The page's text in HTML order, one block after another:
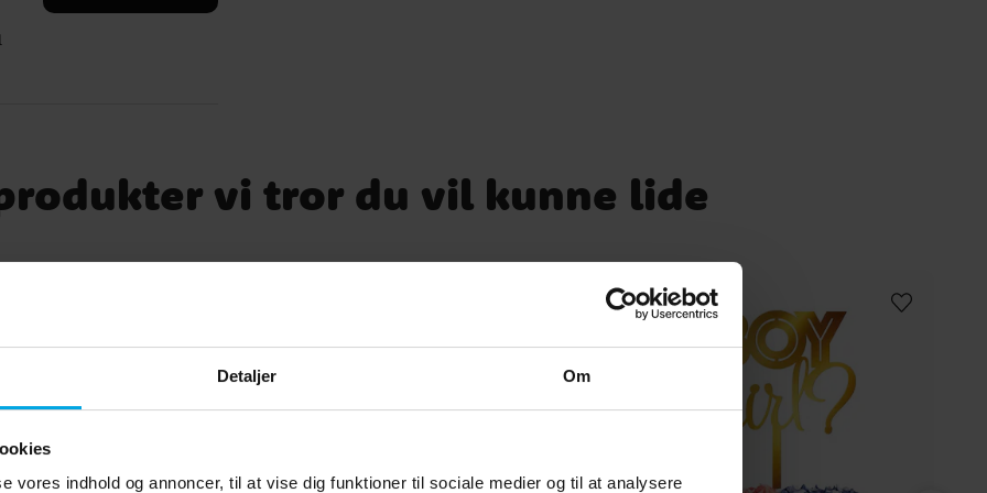
Detaljer Om
vores indhold og annoncer, til at vise dig funktioner til sociale medier og til at analysere
vi tror du vil kunne lide